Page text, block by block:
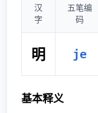
汉
字
五笔编
码
明 je
基本释义